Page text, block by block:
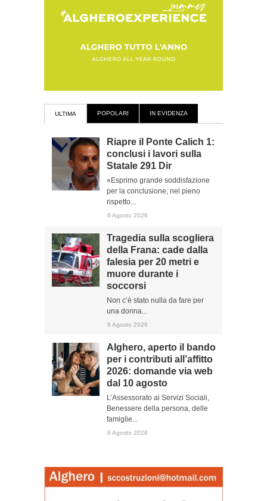
ULTIMA POPOLARI IN EVIDENZA
Riapre il Ponte Calich 1:
conclusi i lavori sulla
Statale 291 Dir
«Esprimo grande soddisfazione
per la conclusione, nel pieno
rispetto...
6 Agosto 2026
Tragedia sulla scogliera
della Frana: cade dalla
falesia per 20 metri e
muore durante i
soccorsi
Non c’è stato nulla da fare per
una donna...
6 Agosto 2026
Alghero, aperto il bando
per i contributi all’affitto
2026: domande via web
dal 10 agosto
L’Assessorato ai Servizi Sociali,
Benessere della persona, delle
famiglie...
6 Agosto 2026